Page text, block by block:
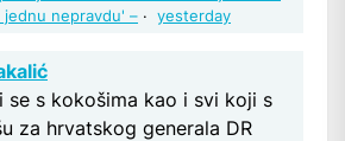
nepravdu' – · yesterday
se s kokošima kao i svi koji s
za hrvatskog generala DR